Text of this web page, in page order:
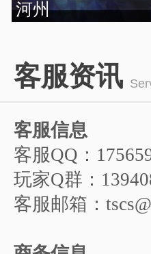
4
5
6
客服资讯
客服信息
客服QQ：
玩家Q群：
客服邮箱：